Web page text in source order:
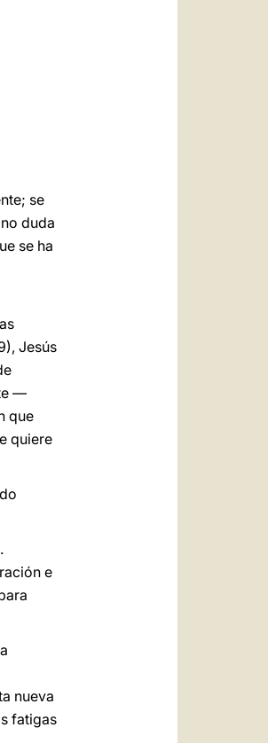
se
duda
se ha
Jesús
—
que
quiere
e
nueva
fatigas